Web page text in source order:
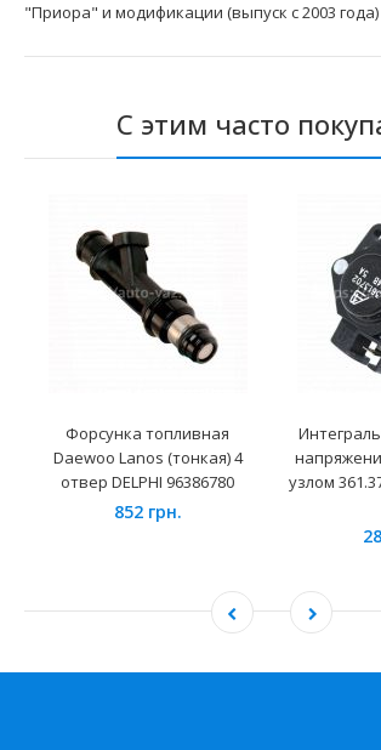
"Приора" и модификации (выпуск с 2003 года)
С этим часто
Форсунка топливная
Daewoo Lanos (тонкая) 4
отвер DELPHI 96386780
852 грн.
узлом